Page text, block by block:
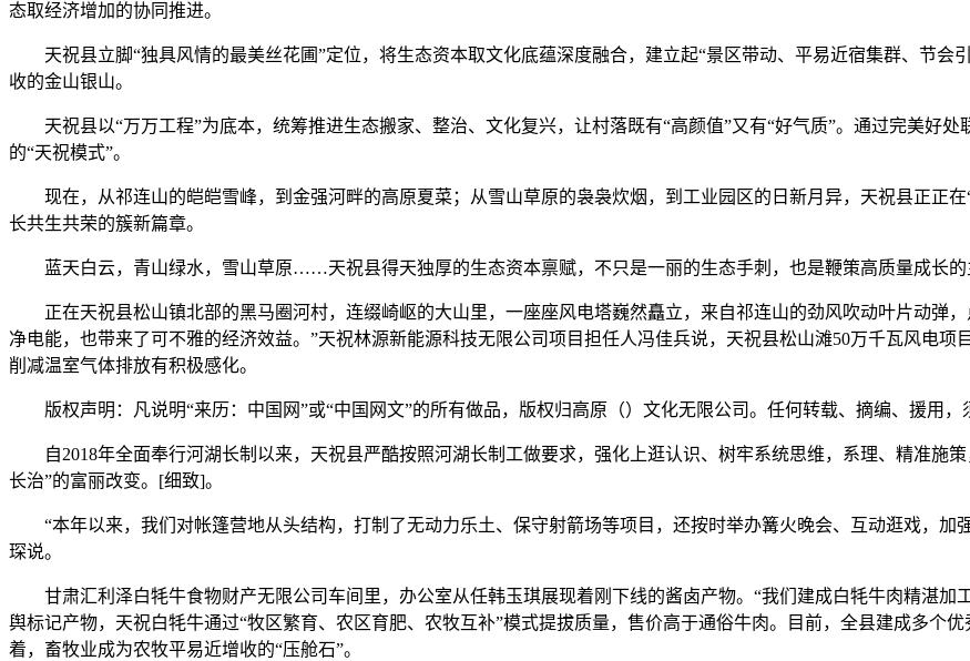
态取经济增加的协同推进。
天祝县立脚“独具风情的最美丝花圃”定位，将生态资本取文化底蕴深度融合，建立起“景区带动、平易近宿集群、节会
收的金山银山。
天祝县以“万万工程”为底本，统筹推进生态搬家、整治、文化复兴，让村落既有“高颜值”又有“好气质”。通过完美好
的“天祝模式”。
现在，从祁连山的皑皑雪峰，到金强河畔的高原夏菜；从雪山草原的袅袅炊烟，到工业园区的日新月异，天祝县正正
长共生共荣的簇新篇章。
蓝天白云，青山绿水，雪山草原……天祝县得天独厚的生态资本禀赋，不只是一丽的生态手刺，也是鞭策高质量成长的
正在天祝县松山镇北部的黑马圈河村，连缀崎岖的大山里，一座座风电塔巍然矗立，来自祁连山的劲风吹动叶片动弹
净电能，也带来了可不雅的经济效益。”天祝林源新能源科技无限公司项目担任人冯佳兵说，天祝县松山滩50万千瓦风电项
削减温室气体排放有积极感化。
版权声明：凡说明“来历：中国网”或“中国网文”的所有做品，版权归高原（）文化无限公司。任何转载、摘编、援用，
自2018年全面奉行河湖长制以来，天祝县严酷按照河湖长制工做要求，强化上逛认识、树牢系统思维，系理、精准施策
长治”的富丽改变。[细致]。
“本年以来，我们对帐篷营地从头结构，打制了无动力乐土、保守射箭场等项目，还按时举办篝火晚会、互动逛戏，加
琛说。
甘肃汇利泽白牦牛食物财产无限公司车间里，办公室从任韩玉琪展现着刚下线的酱卤产物。“我们建成白牦牛肉精湛加
舆标记产物，天祝白牦牛通过“牧区繁育、农区育肥、农牧互补”模式提拔质量，售价高于通俗牛肉。目前，全县建成多个
着，畜牧业成为农牧平易近增收的“压舱石”。